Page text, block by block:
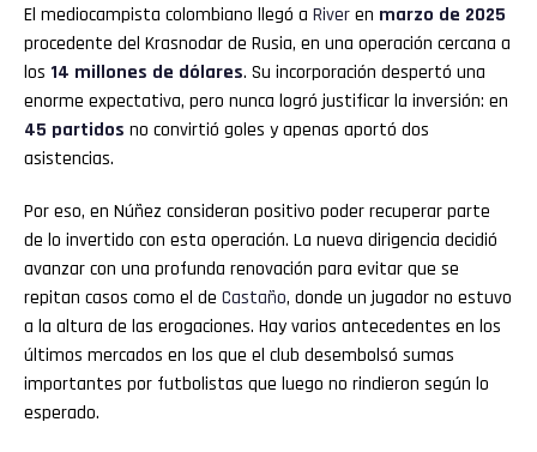
El mediocampista colombiano llegó a Riveren marzo de 2025
procedente del Krasnodar de Rusia, en una operación cercana a
los 14 millones de dólares. Su incorporación despertó una
enorme expectativa, pero nunca logró justificar la inversión: en
45 partidos no convirtió goles y apenas aportó dos
asistencias.
Por eso, en Núñez consideran positivo poder recuperar parte
de lo invertido con esta operación. La nueva dirigencia decidió
avanzar con una profunda renovación para evitar que se
repitan casos como el de Castaño, donde un jugador no estuvo
a la altura de las erogaciones. Hay varios antecedentes en los
últimos mercados en los que el club desembolsó sumas
importantes por futbolistas que luego no rindieron según lo
esperado.